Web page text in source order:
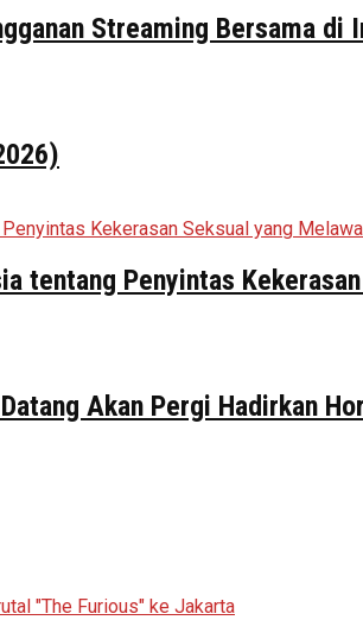
Streaming Bersama di
tentang Penyintas
Akan Pergi Hadirkan